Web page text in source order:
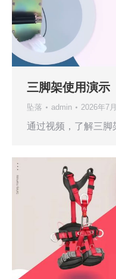
三脚架使用演示
坠落 admin 2026年7
通过视频，了解三脚